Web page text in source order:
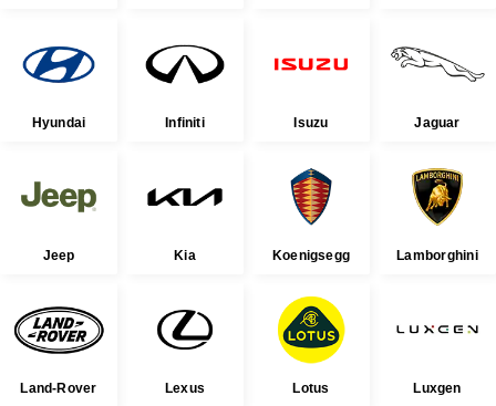
Hyundai Infiniti Isuzu Jaguar
Jeep Kia Koenigsegg Lamborghini
Land-Rover Lexus Lotus Luxgen